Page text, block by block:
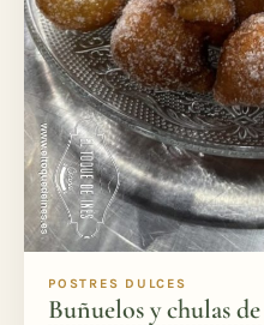
POSTRES DULCES
Buñuelos y chulas